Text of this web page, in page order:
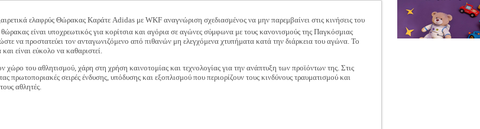
ελαφρύς Θώρακας Καράτε Adidas με WKF αναγνώριση σχεδιασμένος να μην παρεμβαίνει στις κινήσεις του
είναι υποχρεωτικός για κορίτσια και αγόρια σε αγώνες σύμφωνα με τους κανονισμούς της Παγκόσμιας
να προστατεύει τον ανταγωνιζόμενο από πιθανών μη ελεγχόμενα χτυπήματα κατά την διάρκεια του αγώνα. Το
είναι εύκολο να καθαριστεί.
του αθλητισμού, χάρη στη χρήση καινοτομίας και τεχνολογίας για την ανάπτυξη των προϊόντων της. Στις
πρωτοποριακές σειρές ένδυσης, υπόδυσης και εξοπλισμού που περιορίζουν τους κινδύνους τραυματισμού και
αθλητές.